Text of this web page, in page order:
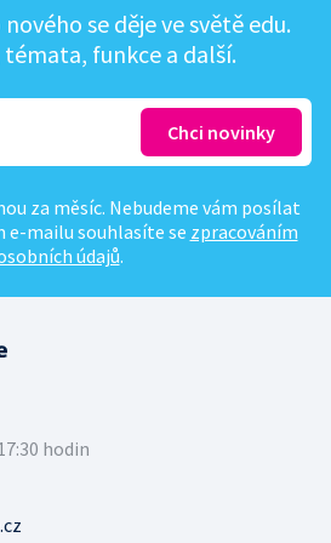
se děje ve světě edu.
témata, funkce a další.
za měsíc. Nebudeme vám posílat
e-mailu souhlasíte se zpracováním
údajů.